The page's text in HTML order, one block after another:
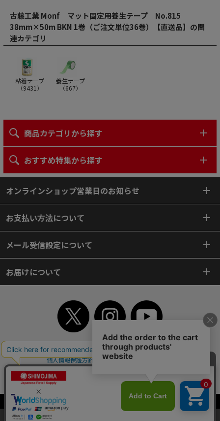
当サイトはクッキー（Cookie）を使用しています。Cookieの使用に同意いた
だける場合は「OK」をクリックしてください。
古藤工業 Monf マット固定用養生テープ No.815
38mm×50m BKN 1巻（ご注文単位36巻）【直送品】の関
連カテゴリ
粘着テープ
（9431 ）
養生テープ
（667）
商品カテゴリから探す
おすすめ特集から探す
オンラインショップ営業日のお知らせ
お支払い方法について
メール受信設定について
お届けについて
TOP 初めてご利用のお客様へ ご利用案内
ご利用規約
個人情報保護方針
特定商取引法
よくあるご質問
サイトマップ
WEBカタログ 英語版TOP
Copyright© 2018 SHIMOJIMA Co.,Ltd. All Rights Reserved.